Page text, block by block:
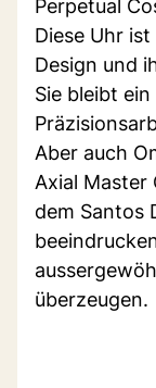
Perpetual
Diese Uhr
Design und
Sie bleibt
Aber auch
Axial
dem Santos
überzeugen.